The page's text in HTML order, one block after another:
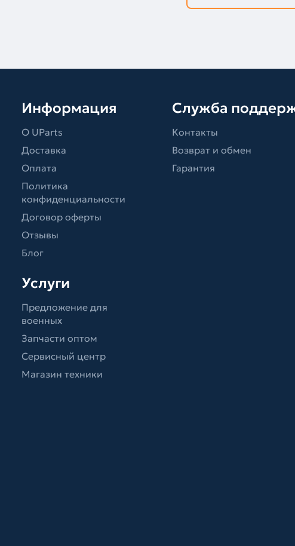
Информация
О UParts
Доставка
Оплата
Политика
конфиденциальности
Договор оферты
Отзывы
Блог
Услуги
Предложение для
военных
Запчасти оптом
Сервисный центр
Магазин техники
Служба
Контакты
Возврат и обмен
Гарантия